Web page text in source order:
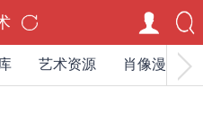
艺术资源 肖像漫画家